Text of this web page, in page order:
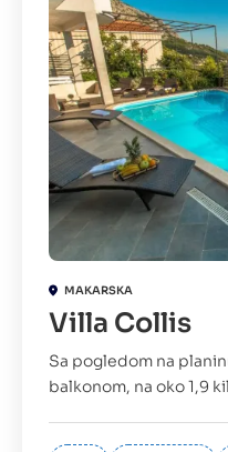
MAKARSKA
Villa Collis
Sa pogledom na
balkonom, na oko 1,9